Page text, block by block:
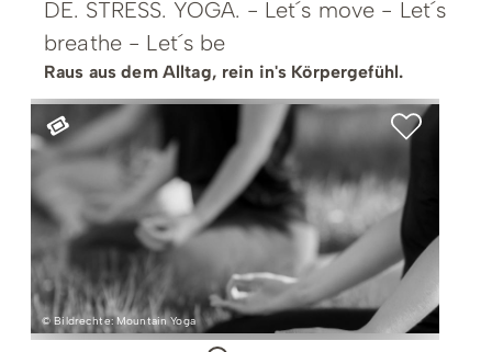
Veranstaltungen
Wandern
Radfahren
Tourenportal
Tourist-Information
DE. STRESS. YOGA. - Let´s move - Let´s
breathe - Let´s be
Raus aus dem Alltag, rein in's Körpergefühl.
© Bildrechte: Mountain Yoga